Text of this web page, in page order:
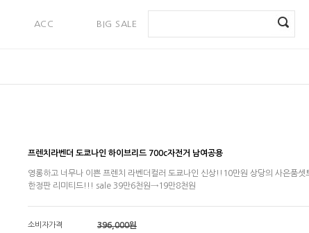
ACC BIG SALE
프렌치라벤더 도쿄나인 하이브리드 700c자전거 남여공용
영롱하고 너무나 이쁜 프렌치 라벤더컬러 도쿄나인 신상!!10만원 상당의 사은품
한정판 리미티드!!! sale 39만6천원→19만8천원
소비자가격 396,000원